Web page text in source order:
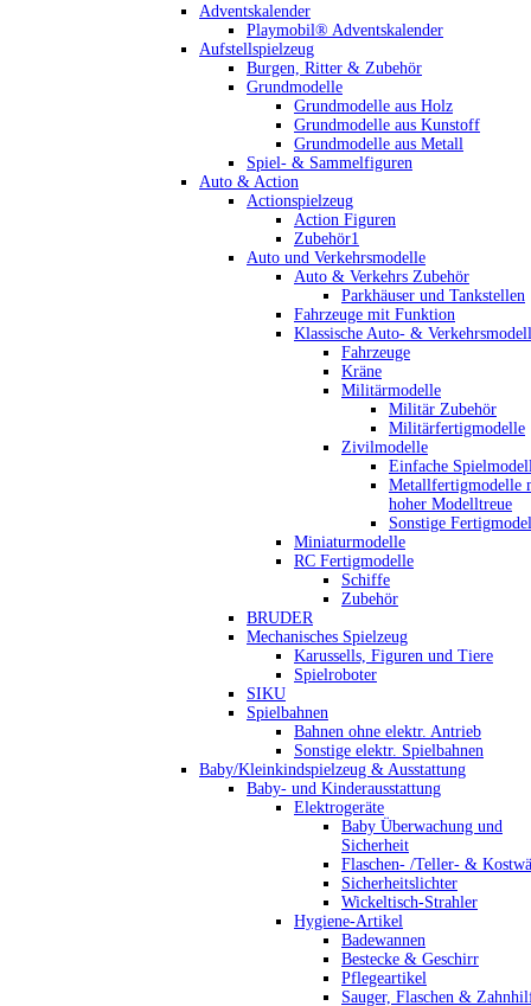
Adventskalender
Playmobil® Adventskalender
Aufstellspielzeug
Burgen, Ritter & Zubehör
Grundmodelle
Grundmodelle aus Holz
Grundmodelle aus Kunstoff
Grundmodelle aus Metall
Spiel- & Sammelfiguren
Auto & Action
Actionspielzeug
Action Figuren
Zubehör1
Auto und Verkehrsmodelle
Auto & Verkehrs Zubehör
Parkhäuser und Tankstellen
Fahrzeuge mit Funktion
Klassische Auto- &
Fahrzeuge
Kräne
Militärmodelle
Militär Zubehör
Militärfertigmodelle
Zivilmodelle
Einfache
Metallfertigmodelle
hoher Modelltreue
Sonstige
Miniaturmodelle
RC Fertigmodelle
Schiffe
Zubehör
BRUDER
Mechanisches Spielzeug
Karussells, Figuren und Tiere
Spielroboter
SIKU
Spielbahnen
Bahnen ohne elektr. Antrieb
Sonstige elektr. Spielbahnen
Baby/Kleinkindspielzeug & Ausstattung
Baby- und Kinderausstattung
Elektrogeräte
Baby Überwachung und
Sicherheit
Flaschen- /Teller- &
Sicherheitslichter
Wickeltisch-Strahler
Hygiene-Artikel
Badewannen
Bestecke & Geschirr
Pflegeartikel
Sauger, Flaschen &